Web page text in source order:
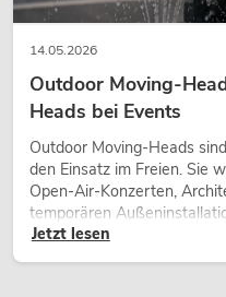
14.05.2026
Outdoor Moving-
Heads bei Events
Outdoor Moving-Heads
den Einsatz im Freien. Sie
Open-Air-Konzerten,
temporären
Jetzt lesen